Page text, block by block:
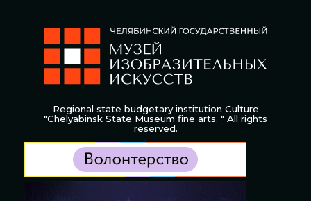
Regional state budgetary institution Culture
"Chelyabinsk State Museum fine arts. " All rights
reserved.